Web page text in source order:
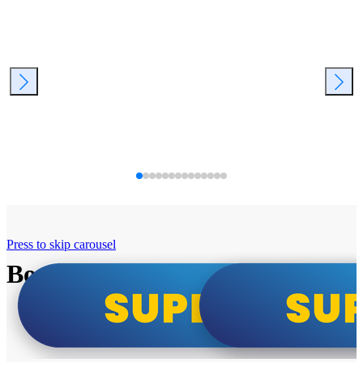
Bosch super cene
Press to skip carousel